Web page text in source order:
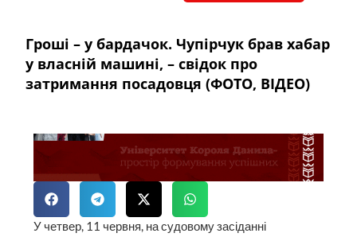
Гроші – у бардачок. Чупірчук брав хабар
у власній машині, – свідок про
затримання посадовця (ФОТО, ВІДЕО)
У четвер, 11 червня, на судовому засіданні